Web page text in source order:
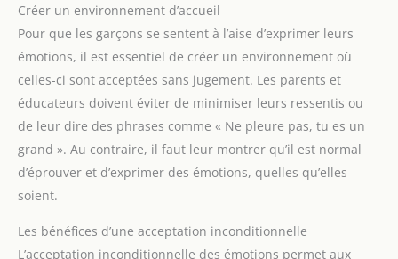
Créer un environnement d’accueil
Pour que les garçons se sentent à l’aise d’exprimer leurs
émotions, il est essentiel de créer un environnement où
celles-ci sont acceptées sans jugement. Les parents et
éducateurs doivent éviter de minimiser leurs ressentis ou
de leur dire des phrases comme « Ne pleure pas, tu es un
grand ». Au contraire, il faut leur montrer qu’il est normal
d’éprouver et d’exprimer des émotions, quelles qu’elles
soient.
Les bénéfices d’une acceptation inconditionnelle
L’acceptation inconditionnelle des émotions permet aux